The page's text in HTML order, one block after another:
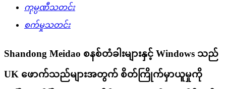
ကုမ္ပဏီသတင်း
စက်မှုသတင်း
Shandong Meidao စနစ်တံခါးများနှင့် Windows သည်
UK ဖောက်သည်များအတွက် စိတ်ကြိုက်မှာယူမှုကို